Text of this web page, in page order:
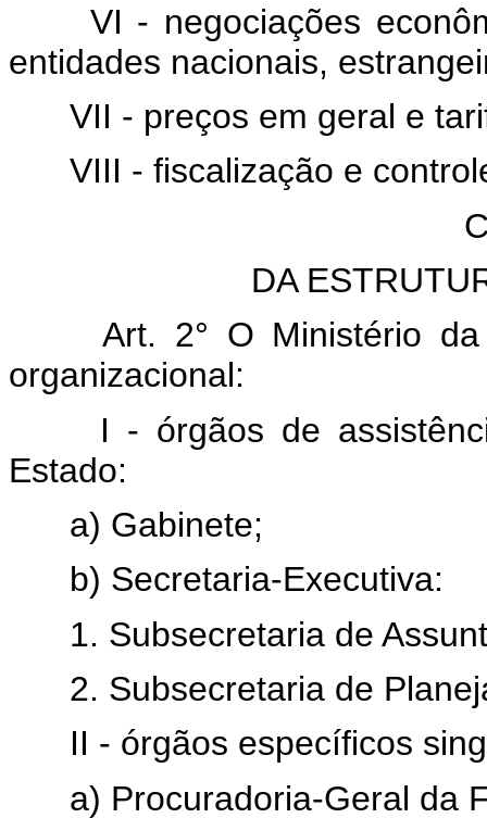
VI - negociações
entidades nacionais,
VII - preços em geral e
VIII - fiscalização e
DA
Art. 2° O Ministério
organizacional:
I - órgãos de
Estado:
a) Gabinete;
b) Secretaria-Executiva:
1. Subsecretaria de
2. Subsecretaria de
II - órgãos específicos
a) Procuradoria-Geral da